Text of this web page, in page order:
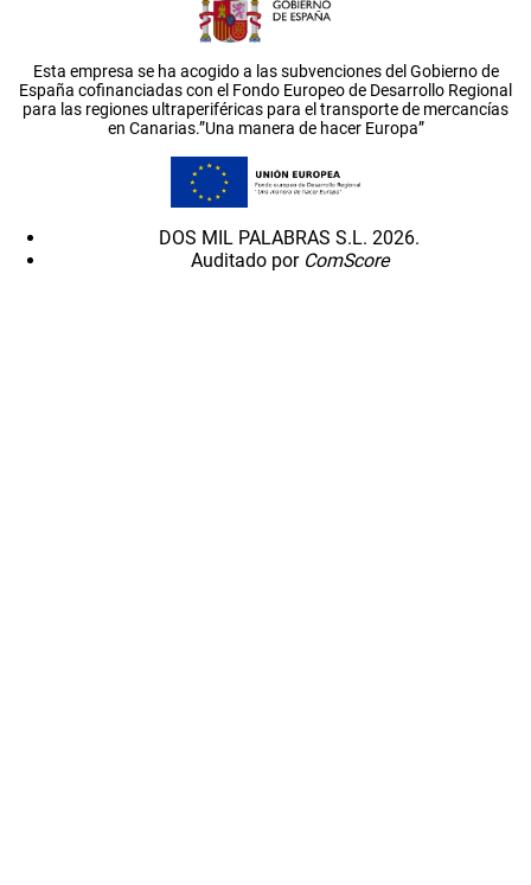
Esta empresa se ha acogido a las subvenciones del Gobierno de
España cofinanciadas con el Fondo Europeo de Desarrollo Regional
para las regiones ultraperiféricas para el transporte de mercancías
en Canarias.”Una manera de hacer Europa”
DOS MIL PALABRAS S.L. 2026.
Auditado por ComScore